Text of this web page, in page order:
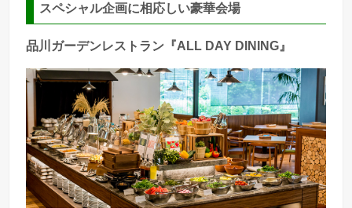
スペシャル企画に相応しい豪華会場
品川ガーデンレストラン『ALL DAY DINING』